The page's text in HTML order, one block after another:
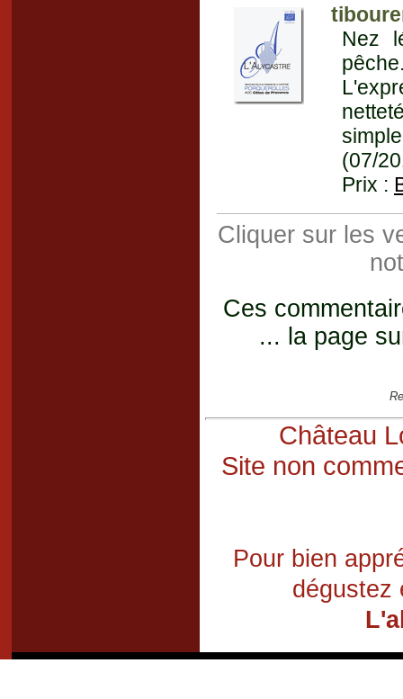
Nez
(07/
Prix :
Cliquer sur les
Ces
... la page
Château
Site non
Pour bien
dégustez